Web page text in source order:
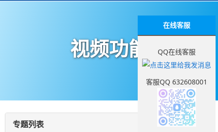
视频功能
专题列表
在线客服
QQ在线客服
客服QQ 632608001